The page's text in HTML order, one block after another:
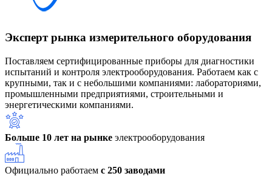
Эксперт рынка измерительного оборудования
Поставляем сертифицированные приборы для диагностики
испытаний и контроля электрооборудования. Работаем как с
крупными, так и с небольшими компаниями: лабораториями,
промышленными предприятиями, строительными и
энергетическими компаниями.
Больше 10 лет на рынке электрооборудования
Официально работаем с 250 заводами